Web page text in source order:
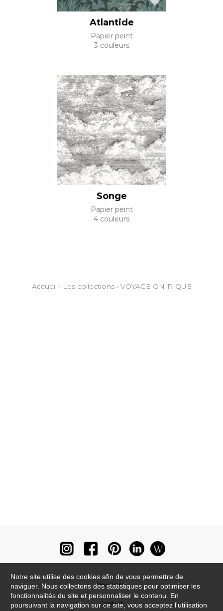
Atlantide
Papier peint
3 couleurs
Songe
Papier peint
4 couleurs
Accueil › Les collections› VOYAGE ONIRIQUE
Newsletter
Contact
Notre site utilise des cookies afin de vous permettre de
naviguer. Nous collectons des statistiques pour optimiser les
fonctionnalités du site et personnaliser le contenu. En
poursuivant la navigation sur ce site, vous acceptez l'utilisation